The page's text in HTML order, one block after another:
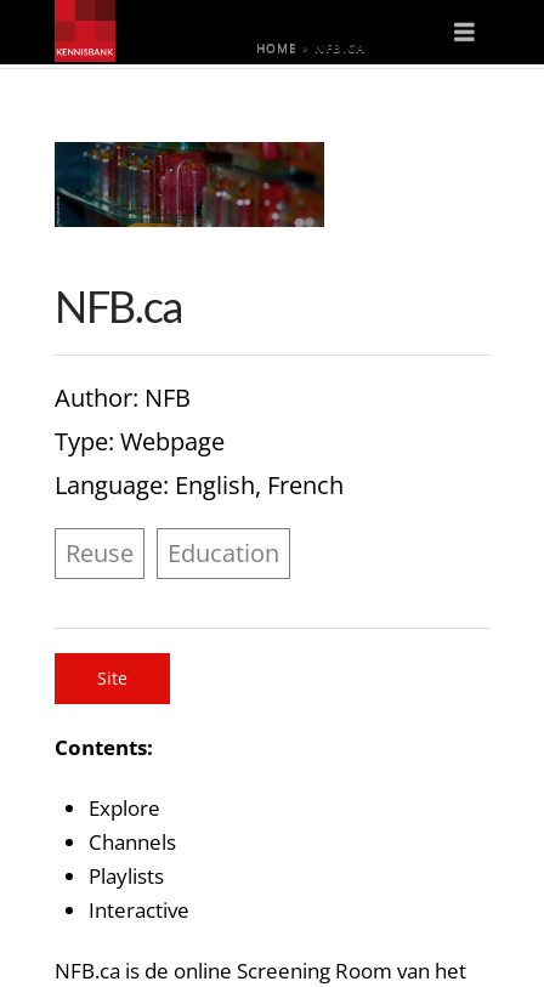
HOME » NFB.CA
NFB.ca
Author: NFB
Type: Webpage
Language: English, French
Reuse Education
Site
Contents:
Explore
Channels
Playlists
Interactive
NFB.ca is de online Screening Room van het